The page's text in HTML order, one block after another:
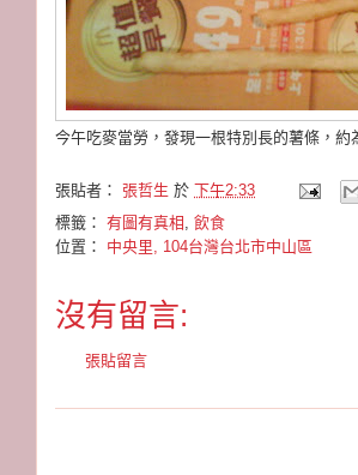
今午吃麥當勞，發現一根特別長的薯條，
張貼者： 張哲生 於 下午2:33
標籤： 有圖有真相 , 飲食
位置： 中央里, 104台灣台北市中山區
沒有留言:
張貼留言